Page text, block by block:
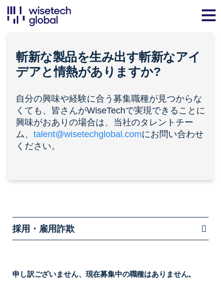
斬新な製品を生み出す斬新なアイ
デアと情熱がありますか?
自分の興味や経験に合う募集職種が見つからな
くても、皆さんがWiseTechで実現できることに
興味がおありの場合は、当社のタレントチー
ム、 talent@wisetechglobal.comにお問い合わせ
ください。
採用・雇用詐欺
申し訳ございません、現在募集中の職種はありません。